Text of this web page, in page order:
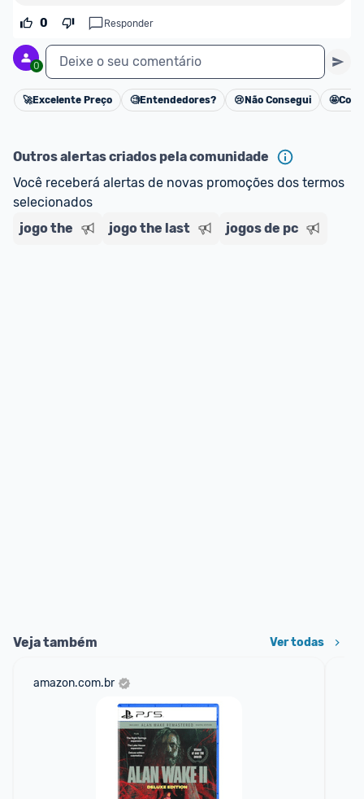
0 Responder
0 Deixe o seu comentário
Cancelar
🚀Excelente Preço 🧐Entendedores? 😢 Não Consegui 🤩
Outros alertas criados pela comunidade
Você receberá alertas de novas promoções dos termos
selecionados
jogo the
jogo the last jogos de pc
Veja também Ver todas
amazon.com.br